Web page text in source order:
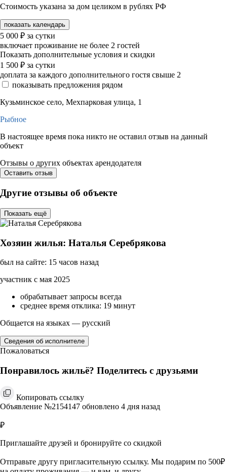
Стоимость указана за дом целиком в рублях РФ
показать календарь
5 000 ₽ за сутки
включает проживание не более 2 гостей
Показать дополнительные условия и скидки
1 500 ₽ за сутки
доплата за каждого дополнительного гостя свыше 2
показывать предложения рядом
Кузьминское село, Мехпарковая улица, 1
Рыбное
В настоящее время пока никто не оставил отзыв на данный
объект
Отзывы о других объектах арендодателя
Оставить отзыв
Другие отзывы об объекте
Показать ещё
Хозяин жилья: Наталья Серебрякова
был на сайте: 15 часов назад
участник с мая 2025
обрабатывает запросы всегда
среднее время отклика: 19 минут
Общается на языках — русский
Сведения об исполнителе
Пожаловаться
Понравилось жильё? Поделитесь с друзьями
Копировать ссылку
Объявление №2154147 обновлено 4 дня назад
₽
Приглашайте друзей и бронируйте со скидкой
Отправьте другу пригласительную ссылку. Мы подарим по 500₽